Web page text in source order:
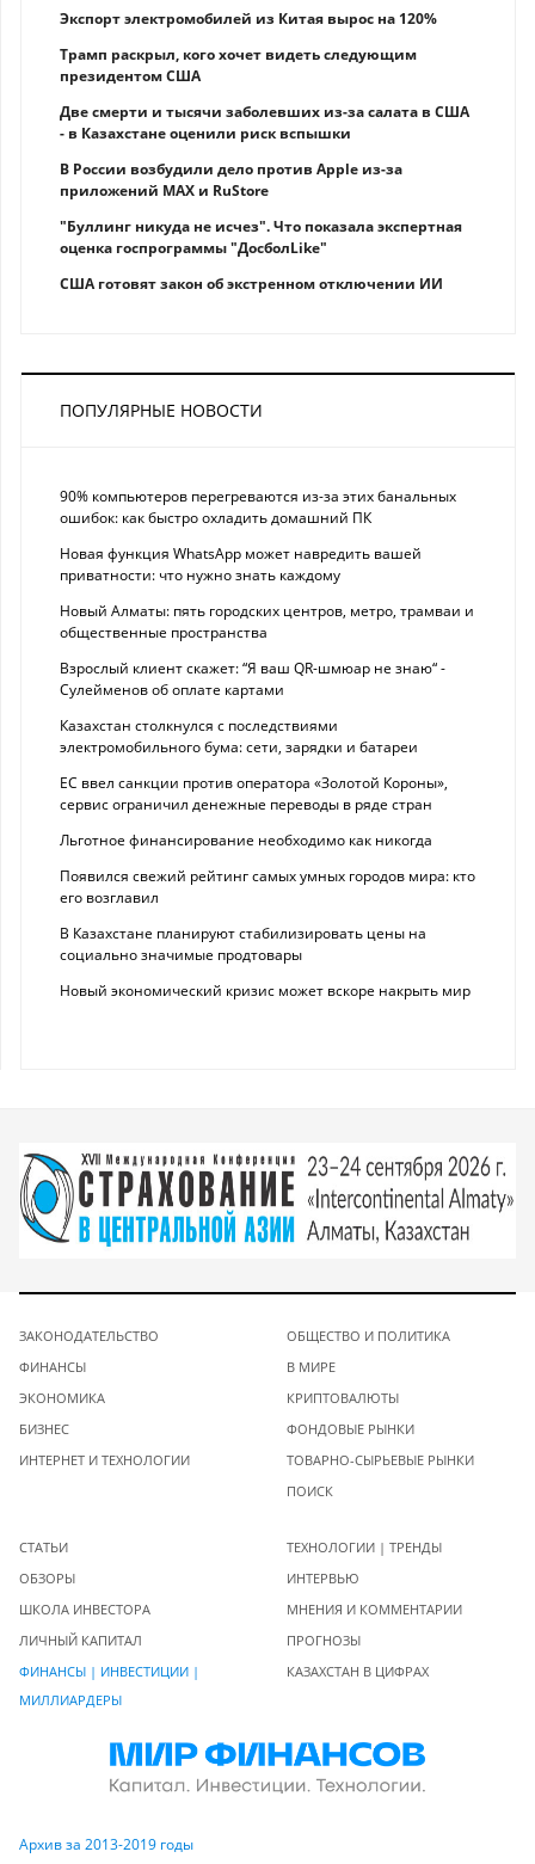
Экспорт электромобилей из Китая вырос на 120%
Трамп раскрыл, кого хочет видеть следующим
президентом США
Две смерти и тысячи заболевших из-за салата в США
- в Казахстане оценили риск вспышки
В России возбудили дело против Apple из-за
приложений MAX и RuStore
"Буллинг никуда не исчез". Что показала экспертная
оценка госпрограммы "ДосболLike"
США готовят закон об экстренном отключении ИИ
ПОПУЛЯРНЫЕ НОВОСТИ
90% компьютеров перегреваются из-за этих банальных
ошибок: как быстро охладить домашний ПК
Новая функция WhatsApp может навредить вашей
приватности: что нужно знать каждому
Новый Алматы: пять городских центров, метро, трамваи и
общественные пространства
Взрослый клиент скажет: “Я ваш QR-шмюар не знаю“ -
Сулейменов об оплате картами
Казахстан столкнулся с последствиями
электромобильного бума: сети, зарядки и батареи
ЕС ввел санкции против оператора «Золотой Короны»,
сервис ограничил денежные переводы в ряде стран
Льготное финансирование необходимо как никогда
Появился свежий рейтинг самых умных городов мира: кто
его возглавил
В Казахстане планируют стабилизировать цены на
социально значимые продтовары
Новый экономический кризис может вскоре накрыть мир
ЗАКОНОДАТЕЛЬСТВО
ФИНАНСЫ
ЭКОНОМИКА
БИЗНЕС
ИНТЕРНЕТ И ТЕХНОЛОГИИ
ОБЩЕСТВО И ПОЛИТИКА
В МИРЕ
КРИПТОВАЛЮТЫ
ФОНДОВЫЕ РЫНКИ
ТОВАРНО-СЫРЬЕВЫЕ РЫНКИ
ПОИСК
СТАТЬИ
ОБЗОРЫ
ШКОЛА ИНВЕСТОРА
ЛИЧНЫЙ КАПИТАЛ
ФИНАНСЫ | ИНВЕСТИЦИИ |
МИЛЛИАРДЕРЫ
ТЕХНОЛОГИИ | ТРЕНДЫ
ИНТЕРВЬЮ
МНЕНИЯ И КОММЕНТАРИИ
ПРОГНОЗЫ
КАЗАХСТАН В ЦИФРАХ
Архив за 2013-2019 годы